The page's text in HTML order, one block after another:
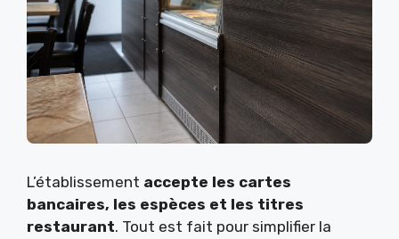
L’établissement accepte les cartes
bancaires, les espèces et les titres
restaurant. Tout est fait pour simplifier la